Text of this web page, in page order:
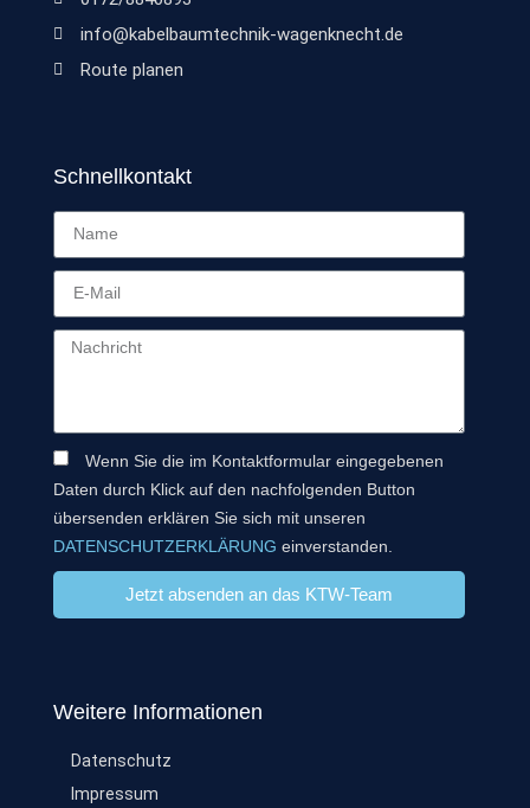
info@kabelbaumtechnik-wagenknecht.de
Route planen
Schnellkontakt
Wenn Sie die im Kontaktformular eingegebenen
Daten durch Klick auf den nachfolgenden Button
übersenden erklären Sie sich mit unseren
DATENSCHUTZERKLÄRUNG einverstanden.
Jetzt absenden an das KTW-Team
Weitere Informationen
Datenschutz
Impressum